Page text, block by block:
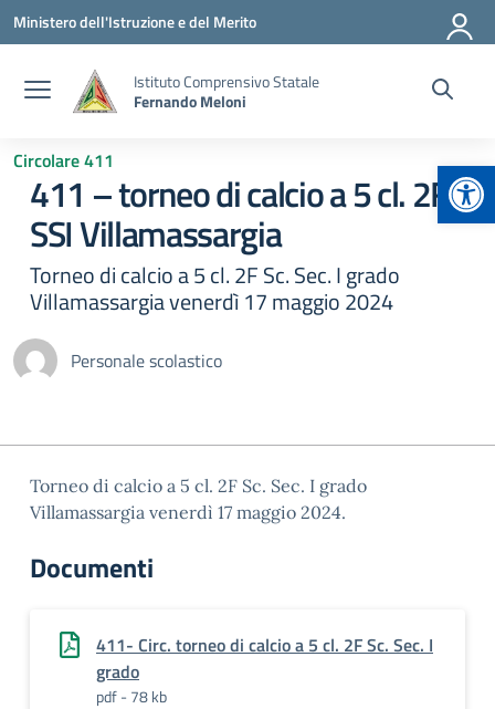
Vai ai contenuti
Vai al menu di navigazione
Vai al footer
Ministero dell'Istruzione e del Merito
Istituto Comprensivo Statale
Fernando Meloni
Circolare 411
411 – torneo di calcio a 5 cl. 2F
SSI Villamassargia
Torneo di calcio a 5 cl. 2F Sc. Sec. I grado
Villamassargia venerdì 17 maggio 2024
Personale scolastico
Torneo di calcio a 5 cl. 2F Sc. Sec. I grado
Villamassargia venerdì 17 maggio 2024.
Documenti
411- Circ. torneo di calcio a 5 cl. 2F Sc. Sec. I
grado
pdf - 78 kb